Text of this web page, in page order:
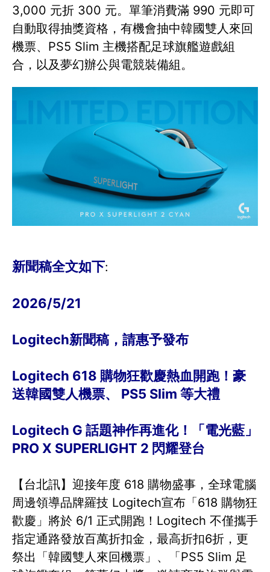
3,000 元折 300 元。單筆消費滿 990 元即可
自動取得抽獎資格，有機會抽中韓國雙人來回
機票、PS5 Slim 主機搭配足球旗艦遊戲組
合，以及夢幻辦公與電競裝備組。
新聞稿全文如下:
2026/5/21
Logitech新聞稿，請惠予發布
Logitech 618 購物狂歡慶熱血開跑！豪
送韓國雙人機票、 PS5 Slim 等大禮
Logitech G 話題神作再進化！「電光藍」
PRO X SUPERLIGHT 2 閃耀登台
【台北訊】迎接年度 618 購物盛事，全球電腦
周邊領導品牌羅技 Logitech宣布「618 購物狂
歡慶」將於 6/1 正式開跑！Logitech 不僅攜手
指定通路發放百萬折扣金，最高折扣6折，更
祭出「韓國雙人來回機票」、「PS5 Slim 足